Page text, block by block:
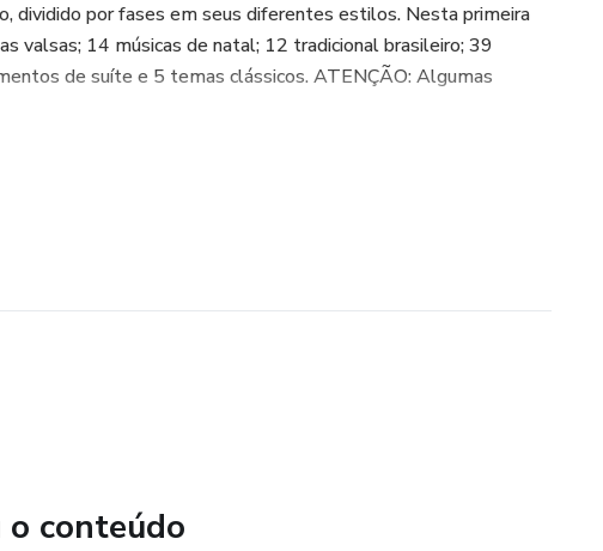
dividido por fases em seus diferentes estilos. Nesta primeira
valsas; 14 músicas de natal; 12 tradicional brasileiro; 39
de suíte e 5 temas clássicos. ATENÇÃO: Algumas
o conteúdo